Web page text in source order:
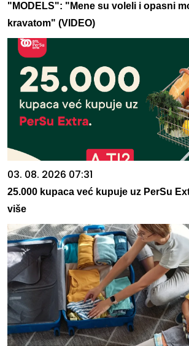
"MODELS": "Mene su voleli i opasni
kravatom" (VIDEO)
03. 08. 2026 07:31
25.000 kupaca već kupuje uz PerSu
više